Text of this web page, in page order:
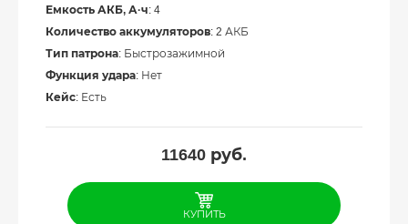
Емкость АКБ, А·ч: 4
Количество аккумуляторов: 2 АКБ
Тип патрона: Быстрозажимной
Функция удара: Нет
Кейс: Есть
11640 руб.
КУПИТЬ